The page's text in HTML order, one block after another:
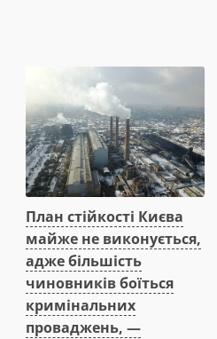
План стійкості Києва
майже не виконується,
адже більшість
чиновників боїться
кримінальних
проваджень, —